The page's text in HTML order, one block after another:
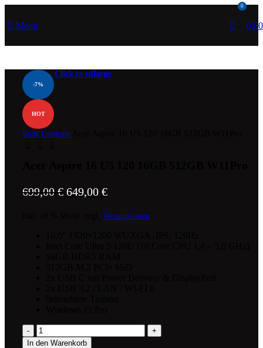
Menu
0
-7%
HOT
Click to enlarge
Start Laptops
699,00 € 649,00 €
Versandkosten
In den Warenkorb